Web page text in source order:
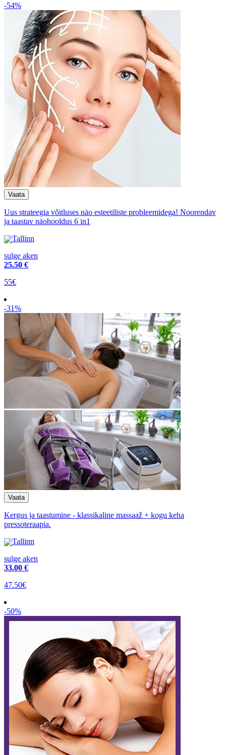
-54%
Uus strateegia võitluses näo esteetiliste probleemidega! Noorendav
ja taastav näohooldus 6 in1
Tallinn
sulge aken
25.50 €
55€
-31%
Kergus ja taastumine - klassikaline massaaž + kogu keha
pressoteraapia.
Tallinn
sulge aken
33.00 €
47.50€
-50%